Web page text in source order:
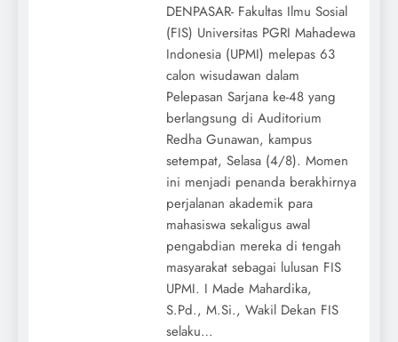
DENPASAR- Fakultas Ilmu Sosial
(FIS) Universitas PGRI Mahadewa
Indonesia (UPMI) melepas 63
calon wisudawan dalam
Pelepasan Sarjana ke-48 yang
berlangsung di Auditorium
Redha Gunawan, kampus
setempat, Selasa (4/8). Momen
ini menjadi penanda berakhirnya
perjalanan akademik para
mahasiswa sekaligus awal
pengabdian mereka di tengah
masyarakat sebagai lulusan FIS
UPMI. I Made Mahardika,
S.Pd., M.Si., Wakil Dekan FIS
selaku…